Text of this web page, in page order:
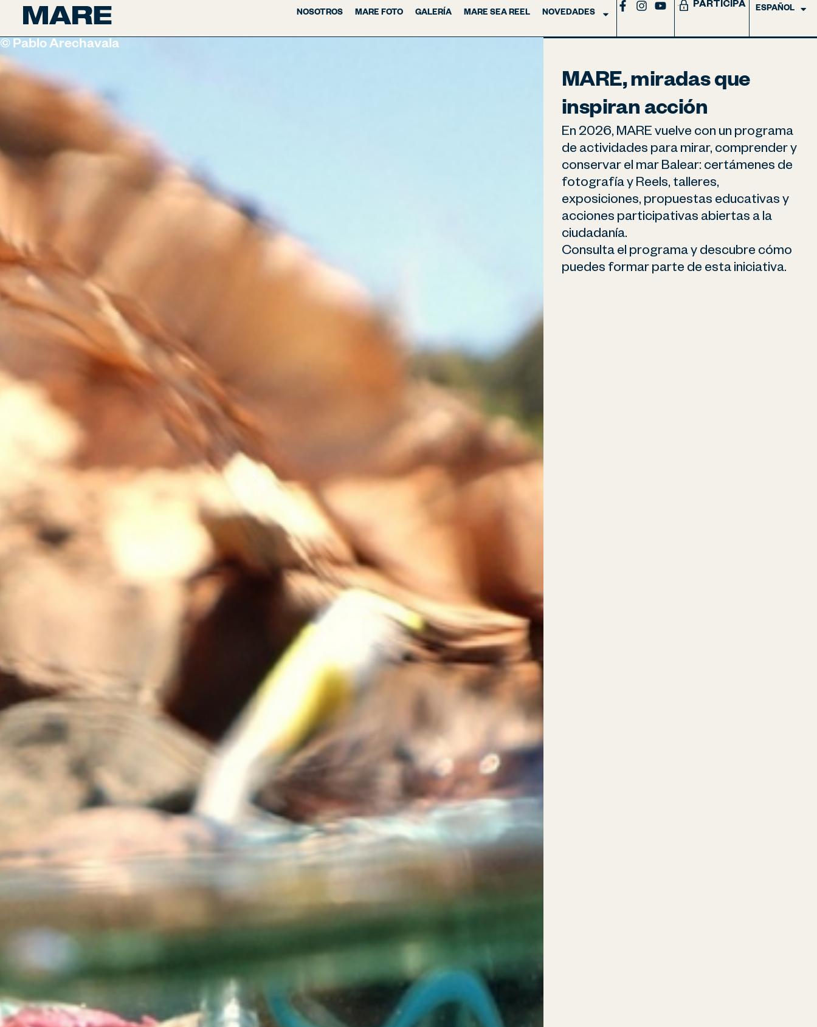
NOSOTROS MARE FOTO GALERÍA MARE SEA REEL NOVEDADES
PARTICIPA ESPAÑOL
ENGLISH
© Pablo Arechavala
MARE, miradas que
inspiran acción
En 2026, MARE vuelve con un programa
de actividades para mirar, comprender y
conservar el mar Balear: certámenes de
fotografía y Reels, talleres,
exposiciones, propuestas educativas y
acciones participativas abiertas a la
ciudadanía.
Consulta el programa y descubre cómo
puedes formar parte de esta iniciativa.